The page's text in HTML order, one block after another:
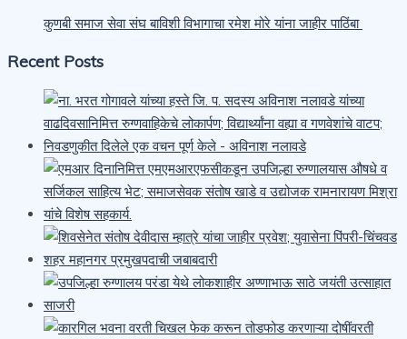
कुणबी समाज सेवा संघ बाविशी विभागाचा रमेश मोरे यांना जाहीर पाठिंबा
Recent Posts